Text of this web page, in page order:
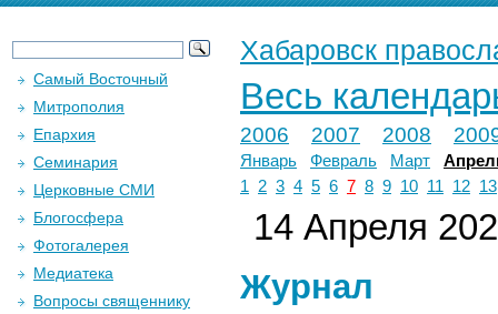
Хабаровск
Весь
2006 2007 2008
Январь Февраль Март
1
2 3 4 5 6 7 8 9 10 11 12 13
14 Апреля
Журнал
Самый Восточный
Митрополия
Епархия
Семинария
Церковные СМИ
Блогосфера
Фотогалерея
Медиатека
Вопросы священнику